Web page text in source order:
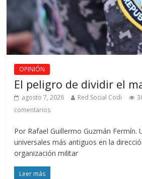
OPINIÓN
El peligro de dividir el
agosto 7, 2026 Red Social Codi
comentarios
Por Rafael Guillermo Guzmán Fermín.
universales más antiguos en la
organización militar
Leer más